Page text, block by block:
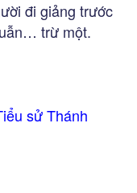
đi giảng trước
trừ một.
sử Thánh